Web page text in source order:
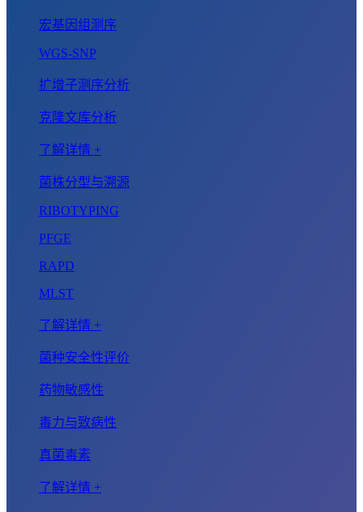
宏基因组测序
WGS-SNP
扩增子测序分析
克隆文库分析
了解详情 +
菌株分型与溯源
RIBOTYPING
PFGE
RAPD
MLST
了解详情 +
菌种安全性评价
药物敏感性
毒力与致病性
真菌毒素
了解详情 +